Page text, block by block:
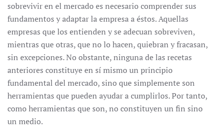
sobrevivir en el mercado es necesario comprender sus
fundamentos y adaptar la empresa a éstos. Aquellas
empresas que los entienden y se adecuan sobreviven,
mientras que otras, que no lo hacen, quiebran y fracasan,
sin excepciones. No obstante, ninguna de las recetas
anteriores constituye en sí mismo un principio
fundamental del mercado, sino que simplemente son
herramientas que pueden ayudar a cumplirlos. Por tanto,
como herramientas que son, no constituyen un fin sino
un medio.